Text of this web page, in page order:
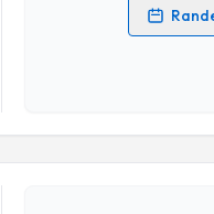
Kişisel verilerimin
Randevu Takvimi Talebi
Op. Dr. Mehmet Fatih Kirişci